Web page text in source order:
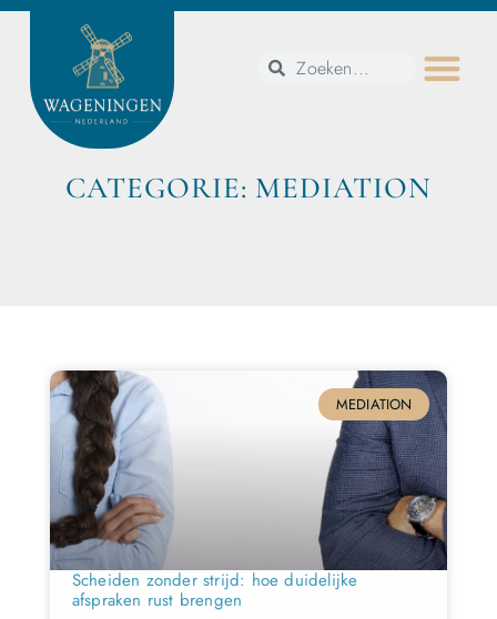
CATEGORIE: MEDIATION
MEDIATION
Scheiden zonder strijd: hoe duidelijke
afspraken rust brengen